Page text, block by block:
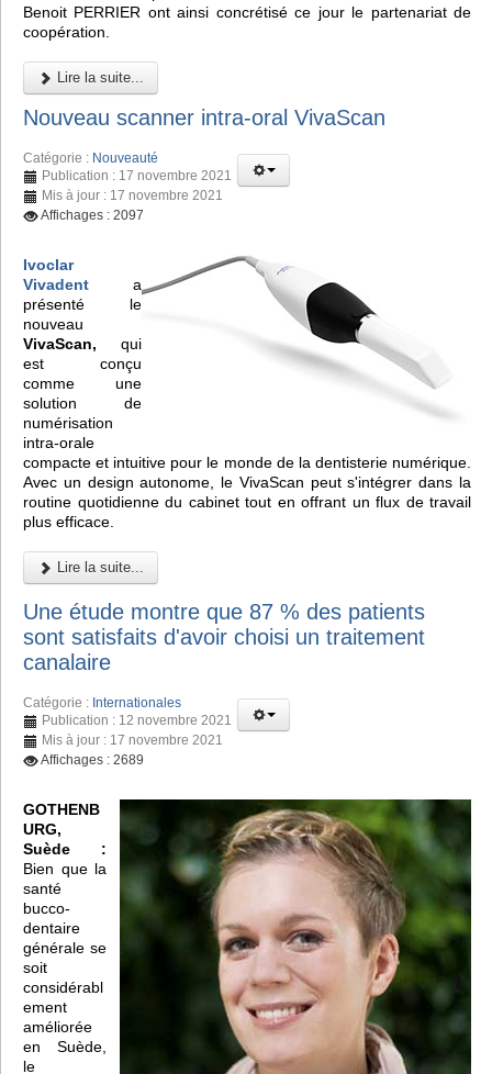
Benoit PERRIER ont ainsi concrétisé ce jour le partenariat de
coopération.
Lire la suite...
Nouveau scanner intra-oral VivaScan
Catégorie : Nouveauté
Publication : 17 novembre 2021
Mis à jour : 17 novembre 2021
Affichages : 2097
Ivoclar
Vivadent a
présenté le
nouveau
VivaScan, qui
est conçu
comme une
solution de
numérisation
intra-orale
compacte et intuitive pour le monde de la dentisterie numérique.
Avec un design autonome, le VivaScan peut s'intégrer dans la
routine quotidienne du cabinet tout en offrant un flux de travail
plus efficace.
Lire la suite...
Une étude montre que 87 % des patients
sont satisfaits d'avoir choisi un traitement
canalaire
Catégorie : Internationales
Publication : 12 novembre 2021
Mis à jour : 17 novembre 2021
Affichages : 2689
GOTHENB
URG,
Suède :
Bien que la
santé
bucco-
dentaire
générale se
soit
considérabl
ement
améliorée
en Suède,
le